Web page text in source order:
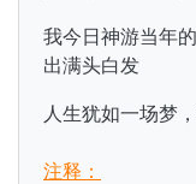
我今日神游当年
出满头白发
人生犹如一场梦
注释：